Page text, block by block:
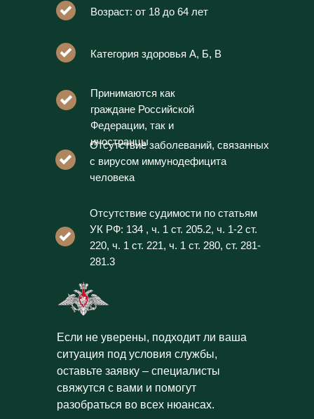
Принимаются как
граждане Российской
Федерации, так и
иностранцы
Категория здоровья А, Б, В
Возраст: от 18 до 64 лет
Отсутствие судимости по статьям
УК РФ: 134 , ч. 1 ст. 205.2, ч. 1-2 ст.
220, ч. 1 ст. 221, ч. 1 ст. 280, ст. 281-
281.3
Если не уверены, подходит ли ваша
ситуация под условия службы,
оставьте заявку – специалисты
свяжутся с вами и помогут
разобраться во всех нюансах.
Отсутствие заболеваний, связанных
с вирусом иммунодефицита
человека